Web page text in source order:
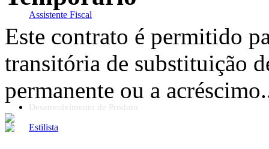
Assistente Fiscal
Desenvolvimento de Produto
Estilista
Este contrato é permitido
transitória de substituição
permanente ou a